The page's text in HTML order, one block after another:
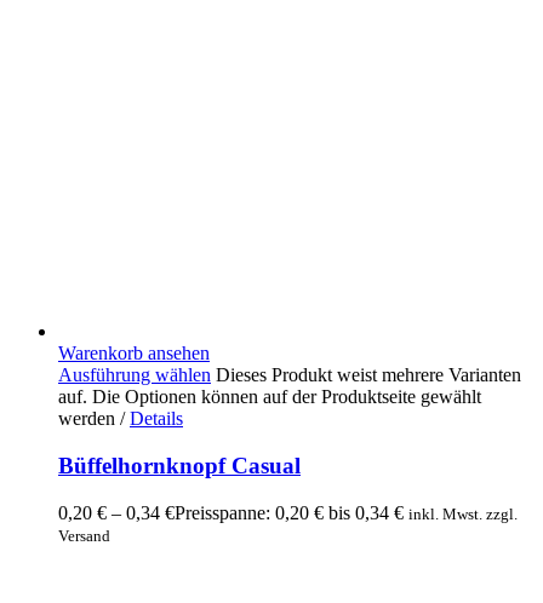
Warenkorb ansehen
Ausführung wählen Dieses Produkt weist mehrere Varianten
auf. Die Optionen können auf der Produktseite gewählt
werden / Details
Büffelhornknopf Casual
0,20 € – 0,34 €Preisspanne: 0,20 € bis 0,34 € inkl. Mwst. zzgl.
Versand